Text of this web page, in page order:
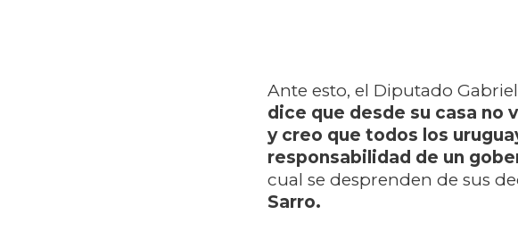
Ante esto, el Diputado
dice que desde su casa no
y creo que todos los
responsabilidad de un
cual se desprenden de sus
Sarro.